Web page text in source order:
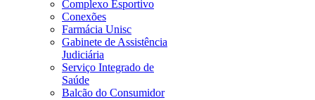
Complexo Esportivo
Conexões
Farmácia Unisc
Gabinete de Assistência
Judiciária
Serviço Integrado de
Saúde
Balcão do Consumidor